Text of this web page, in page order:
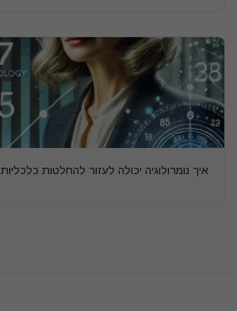
איך נומרולוגיה יכולה לעזור להחלטות כלכליות